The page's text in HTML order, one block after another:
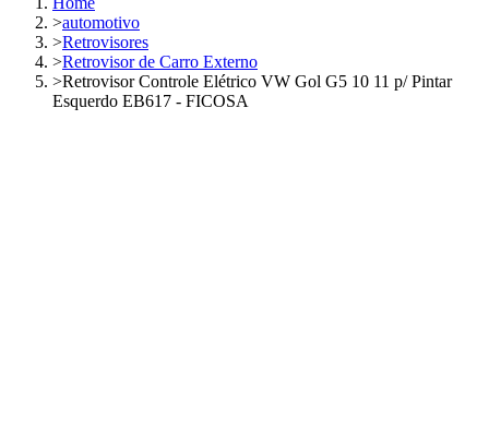
>automotivo
>Retrovisores
>Retrovisor de Carro Externo
>Retrovisor Controle Elétrico VW Gol G5 10 11 p/ Pintar
Esquerdo EB617 - FICOSA